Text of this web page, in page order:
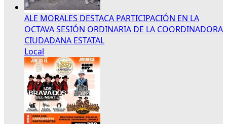
ALE MORALES DESTACA PARTICIPACIÓN EN LA
OCTAVA SESIÓN ORDINARIA DE LA COORDINADORA
CIUDADANA ESTATAL
Local